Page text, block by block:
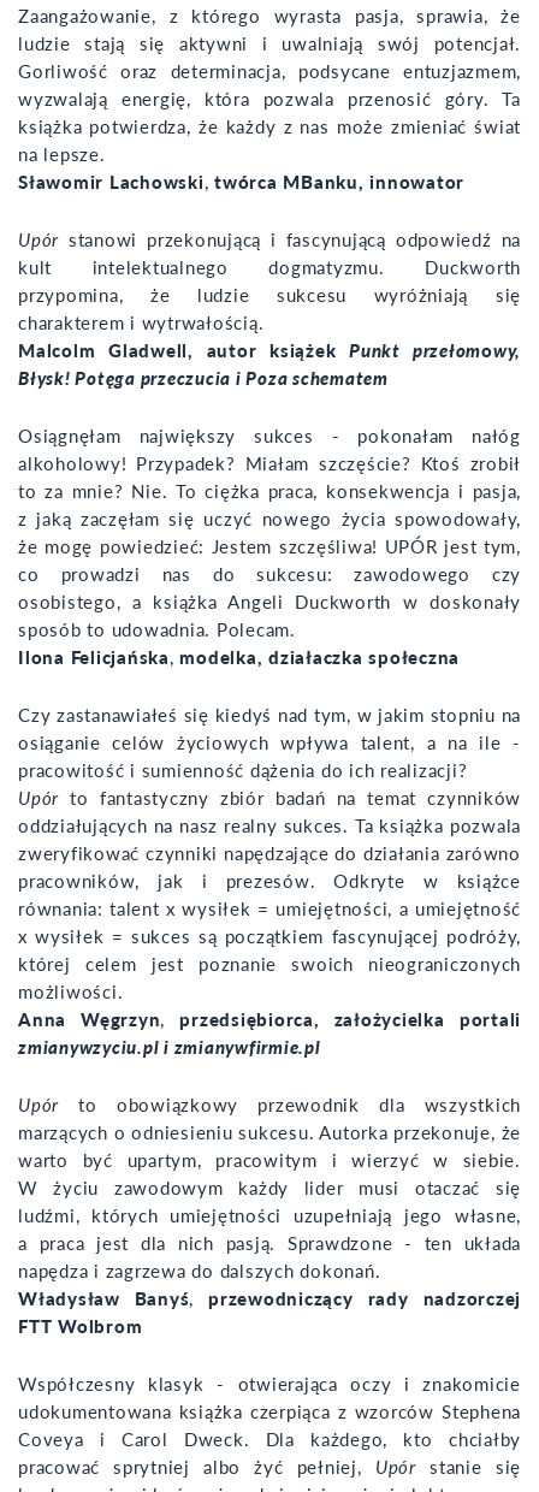
Zaangażowanie, z którego wyrasta pasja, sprawia, że
ludzie stają się aktywni i uwalniają swój potencjał.
Gorliwość oraz determinacja, podsycane entuzjazmem,
wyzwalają energię, która pozwala przenosić góry. Ta
książka potwierdza, że każdy z nas może zmieniać świat
na lepsze.
Sławomir Lachowski, twórca MBanku, innowator
Upór stanowi przekonującą i fascynującą odpowiedź na
kult intelektualnego dogmatyzmu. Duckworth
przypomina, że ludzie sukcesu wyróżniają się
charakterem i wytrwałością.
Malcolm Gladwell, autor książekPunkt przełomowy,
Błysk! Potęga przeczucia i Poza schematem
Osiągnęłam największy sukces - pokonałam nałóg
alkoholowy! Przypadek? Miałam szczęście? Ktoś zrobił
to za mnie? Nie. To ciężka praca, konsekwencja i pasja,
z jaką zaczęłam się uczyć nowego życia spowodowały,
że mogę powiedzieć: Jestem szczęśliwa! UPÓR jest tym,
co prowadzi nas do sukcesu: zawodowego czy
osobistego, a książka Angeli Duckworth w doskonały
sposób to udowadnia. Polecam.
Ilona Felicjańska, modelka, działaczka społeczna
Czy zastanawiałeś się kiedyś nad tym, w jakim stopniu na
osiąganie celów życiowych wpływa talent, a na ile -
pracowitość i sumienność dążenia do ich realizacji?
Upór to fantastyczny zbiór badań na temat czynników
oddziałujących na nasz realny sukces. Ta książka pozwala
zweryfikować czynniki napędzające do działania zarówno
pracowników, jak i prezesów. Odkryte w książce
równania: talent x wysiłek = umiejętności, a umiejętność
x wysiłek = sukces są początkiem fascynującej podróży,
której celem jest poznanie swoich nieograniczonych
możliwości.
Anna Węgrzyn,przedsiębiorca, założycielka portali
zmianywzyciu.pl i zmianywfirmie.pl
Upór to obowiązkowy przewodnik dla wszystkich
marzących o odniesieniu sukcesu. Autorka przekonuje, że
warto być upartym, pracowitym i wierzyć w siebie.
W życiu zawodowym każdy lider musi otaczać się
ludźmi, których umiejętności uzupełniają jego własne,
a praca jest dla nich pasją. Sprawdzone - ten układa
napędza i zagrzewa do dalszych dokonań.
Władysław Banyś,przewodniczący rady nadzorczej
FTT Wolbrom
Współczesny klasyk - otwierająca oczy i znakomicie
udokumentowana książka czerpiąca z wzorców Stephena
Coveya i Carol Dweck. Dla każdego, kto chciałby
pracować sprytniej albo żyć pełniej, Upórstanie się